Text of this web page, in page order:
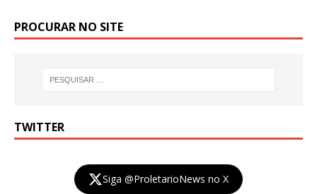
PROCURAR NO SITE
TWITTER
Siga @ProletarioNews no X